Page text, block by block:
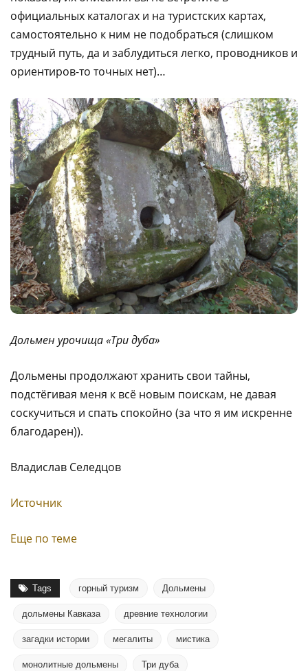
официальных каталогах и на туристских картах,
самостоятельно к ним не подобраться (слишком
трудный путь, да и заблудиться легко, проводников и
ориентиров-то точных нет)…
Дольмен урочища «Три дуба»
Дольмены продолжают хранить свои тайны,
подстёгивая меня к всё новым поискам, не давая
соскучиться и спать спокойно (за что я им искренне
благодарен)).
Владислав Селедцов
Источник
Еще по теме
Tags горный туризм Дольмены
дольмены Кавказа древние технологии
загадки истории мегалиты мистика
монолитные дольмены Три дуба